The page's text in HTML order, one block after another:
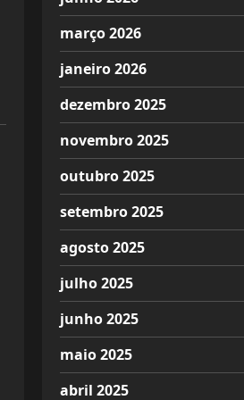
março 2026
janeiro 2026
dezembro 2025
novembro 2025
outubro 2025
setembro 2025
agosto 2025
julho 2025
junho 2025
maio 2025
abril 2025